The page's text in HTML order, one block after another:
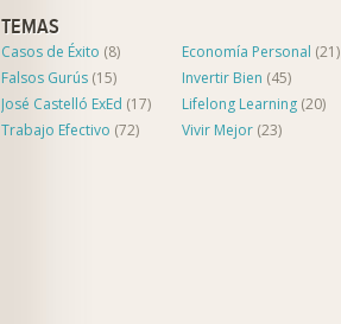
TEMAS
Casos de Éxito (8) Economía Personal (21)
Falsos Gurús (15) Invertir Bien (45)
José Castelló ExEd (17) Lifelong Learning(20)
Trabajo Efectivo (72) Vivir Mejor(23)